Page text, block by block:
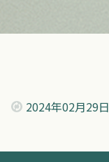
2024年02月29日